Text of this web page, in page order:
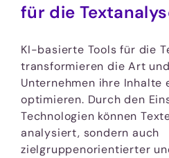
für die
KI-basierte Tools für die
transformieren die Art
Unternehmen ihre Inhalte
optimieren. Durch den
Technologien können
analysiert, sondern auch
zielgruppenorientierter